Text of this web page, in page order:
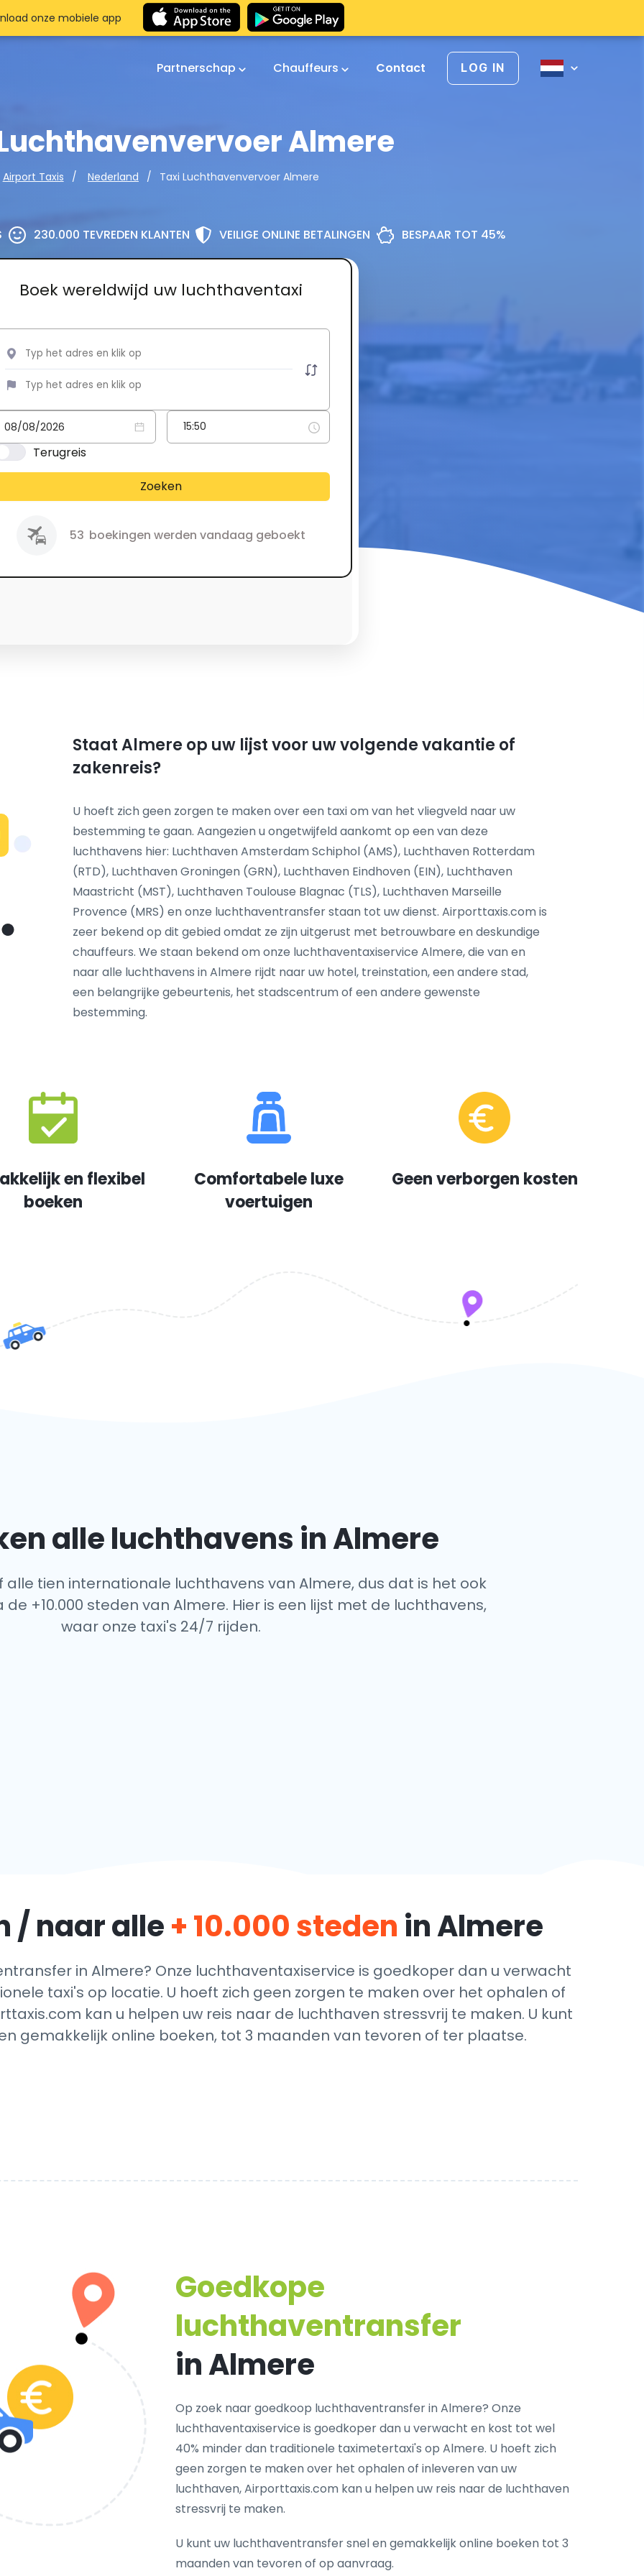
Partnerschap Chauffeurs Contact LOG IN
Almere
Airport Taxis Nederland Taxi Luchthavenvervoer Almere
230.000 TEVREDEN KLANTEN VEILIGE ONLINE BETALINGEN BESPAAR TOT 45%
Boek wereldwijd uw luchthaventaxi
Terugreis
Zoeken
53 boekingen werden vandaag geboekt
onze mobiele app
Staat Almere op uw lijst voor uw volgende vakantie of
zakenreis?
U hoeft zich geen zorgen te maken over een taxi om van het vliegveld naar uw
bestemming te gaan. Aangezien u ongetwijfeld aankomt op een van deze
luchthavens hier: Luchthaven Amsterdam Schiphol (AMS), Luchthaven Rotterdam
(RTD), Luchthaven Groningen (GRN), Luchthaven Eindhoven (EIN), Luchthaven
Maastricht (MST), Luchthaven Toulouse Blagnac (TLS), Luchthaven Marseille
Provence (MRS) en onze luchthaventransfer staan tot uw dienst. Airporttaxis.com is
zeer bekend op dit gebied omdat ze zijn uitgerust met betrouwbare en deskundige
chauffeurs. We staan bekend om onze luchthaventaxiservice Almere, die van en
naar alle luchthavens in Almere rijdt naar uw hotel, treinstation, een andere stad,
een belangrijke gebeurtenis, het stadscentrum of een andere gewenste
bestemming.
en flexibel
boeken
Comfortabele luxe
voertuigen
Geen verborgen kosten
alle luchthavens in Almere
alle tien internationale luchthavens van Almere, dus dat is het ook
+10.000 steden van Almere. Hier is een lijst met de luchthavens,
waar onze taxi's 24/7 rijden.
/ naar alle+ 10.000 steden in Almere
in Almere? Onze luchthaventaxiservice is goedkoper dan u verwacht
taxi's op locatie. U hoeft zich geen zorgen te maken over het ophalen of
kan u helpen uw reis naar de luchthaven stressvrij te maken. U kunt
gemakkelijk online boeken, tot 3 maanden van tevoren of ter plaatse.
Goedkope
luchthaventransfer
in Almere
Op zoek naar goedkoop luchthaventransfer in Almere? Onze
luchthaventaxiservice is goedkoper dan u verwacht en kost tot wel
40% minder dan traditionele taximetertaxi's op Almere. U hoeft zich
geen zorgen te maken over het ophalen of inleveren van uw
luchthaven, Airporttaxis.com kan u helpen uw reis naar de luchthaven
stressvrij te maken.
U kunt uw luchthaventransfer snel en gemakkelijk online boeken tot 3
maanden van tevoren of op aanvraag.